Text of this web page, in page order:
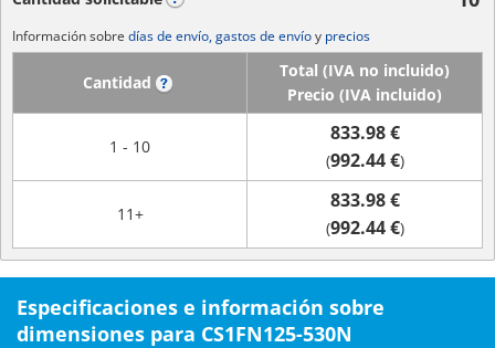
Información sobre días de envío, gastos de envíoy precios
Cantidad
Total (IVA no incluido)
Precio (IVA incluido)
1 - 10
833.98 €
(992.44 €)
11+
833.98 €
(992.44 €)
Especificaciones e información sobre
dimensiones para CS1FN125-530N